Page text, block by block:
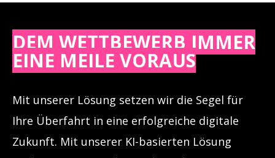
DEM WETTBEWERB IMMER
EINE MEILE VORAUS
Mit unserer Lösung setzen wir die Segel für
Ihre Überfahrt in eine erfolgreiche digitale
Zukunft. Mit unserer KI-basierten Lösung